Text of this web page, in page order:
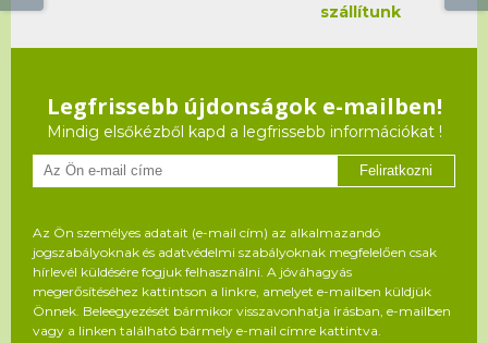
szállítunk
Legfrissebb újdonságok e-mailben!
Mindig elsőkézből kapd a legfrissebb információkat !
Feliratkozni
Az Ön személyes adatait (e-mail cím) az alkalmazandó
jogszabályoknak és adatvédelmi szabályoknak megfelelően csak
hírlevél küldésére fogjuk felhasználni. A jóváhagyás
megerősítéséhez kattintson a linkre, amelyet e-mailben küldjük
Önnek. Beleegyezését bármikor visszavonhatja írásban, e-mailben
vagy a linken található bármely e-mail címre kattintva.